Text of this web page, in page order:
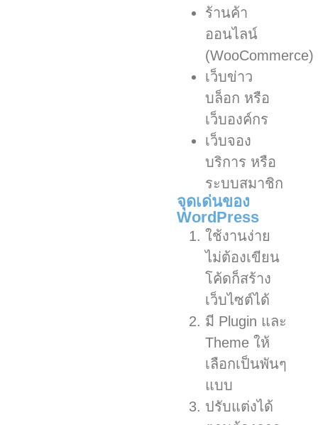
ร้านค้า
ออนไลน์
(WooCommerce)
เว็บข่าว
บล็อก หรือ
เว็บองค์กร
เว็บจอง
บริการ หรือ
ระบบสมาชิก
จุดเด่นของ
WordPress
ใช้งานง่าย
ไม่ต้องเขียน
โค้ดก็สร้าง
เว็บไซต์ได้
มี Plugin และ
Theme ให้
เลือกเป็นพันๆ
แบบ
ปรับแต่งได้